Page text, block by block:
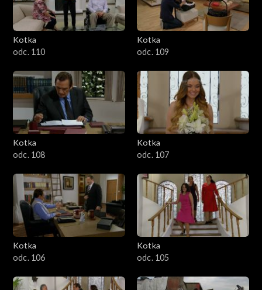
Kotka
odc. 110
Kotka
odc. 109
Kotka
odc. 108
Kotka
odc. 107
Kotka
odc. 106
Kotka
odc. 105